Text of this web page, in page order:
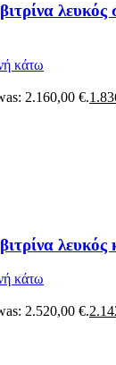
λευκός
κάτω
2.160,00 €.
λευκός
κάτω
2.520,00 €.